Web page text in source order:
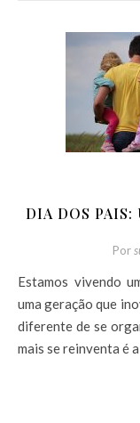
DIA DOS PAIS:
Por
Estamos vivendo uma nova fase. Presenciamos a força de
uma geração que
diferente de se
mais se reinventa é